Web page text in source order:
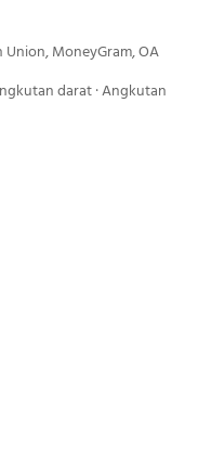
MoneyGram, OA
darat · Angkutan